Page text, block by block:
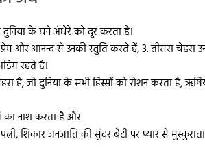
के घने अंधेरे को दूर करता है।
और आनन्द से उनकी स्तुति करते हैं, 3. तीसरा चेहरा
रहते है।
है, जो दुनिया के सभी हिस्सों को रोशन करता है,
का नाश करता है और
शिकार जनजाति की सुंदर बेटी पर प्यार से